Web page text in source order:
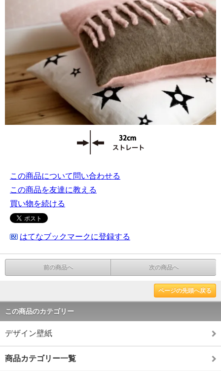
この商品について問い合わせる
この商品を友達に教える
買い物を続ける
はてなブックマークに登録する
前の商品へ 次の商品へ
ページの先頭へ戻る
この商品のカテゴリー
デザイン壁紙
商品カテゴリー一覧